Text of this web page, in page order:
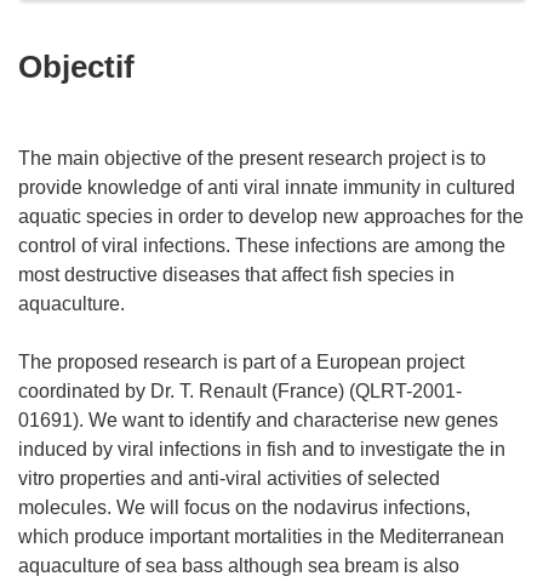
Objectif
The main objective of the present research project is to
provide knowledge of anti viral innate immunity in cultured
aquatic species in order to develop new approaches for the
control of viral infections. These infections are among the
most destructive diseases that affect fish species in
aquaculture.
The proposed research is part of a European project
coordinated by Dr. T. Renault (France) (QLRT-2001-
01691). We want to identify and characterise new genes
induced by viral infections in fish and to investigate the in
vitro properties and anti-viral activities of selected
molecules. We will focus on the nodavirus infections,
which produce important mortalities in the Mediterranean
aquaculture of sea bass although sea bream is also